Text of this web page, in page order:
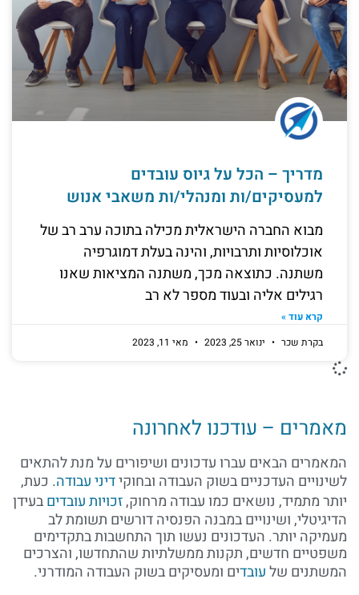
מדריך – הכל על גיוס עובדים
למעסיקים/ות ומנהלי/ות משאבי אנוש
מבוא החברה הישראלית מכילה בתוכה ערב רב של
אוכלוסיות ותרבויות, והינה בעלת דמוגרפיה
משתנה. כתוצאה מכך, משתנה המציאות שאנו
רגילים אליה ובעוד מספר לא רב
קרא עוד »
בקרת שכר
ינואר 25, 2023 מאי 11, 2023
מאמרים – עודכנו לאחרונה
המאמרים הבאים עברו עדכונים ושיפורים על מנת להתאים
לשינויים העדכניים בשוק העבודה ובחוקידיני עבודה. כעת,
יותר מתמיד, נושאים כמו עבודה מרחוק,זכויות עובדיםבעידן
הדיגיטלי, ושינויים במבנה הפנסיה דורשים תשומת לב
מעמיקה יותר. העדכונים נעשו תוך התחשבות בתקדימים
משפטיים חדשים, תקנות ממשלתיות שהתחדשו, והצרכים
המשתנים שלעובדים ומעסיקים בשוק העבודה המודרני.